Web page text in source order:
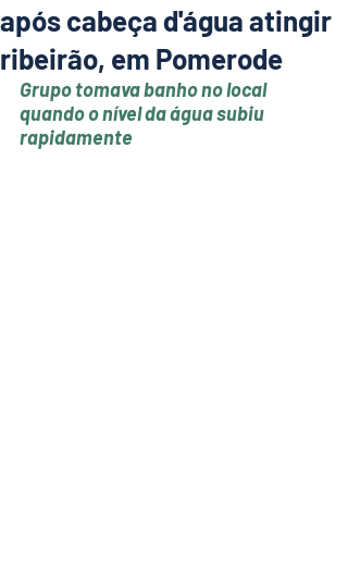
após cabeça d'água atingir
ribeirão, em Pomerode
Grupo tomava banho no local
quando o nível da água subiu
rapidamente